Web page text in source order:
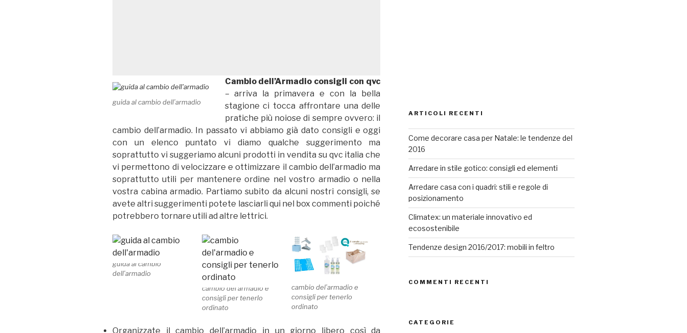
guida al cambio dell’armadio
Cambio dell’Armadio consigli con qvc
– arriva la primavera e con la bella
stagione ci tocca affrontare una delle
pratiche più noiose di sempre ovvero: il
cambio dell’armadio. In passato vi abbiamo già dato consigli e oggi
con un elenco puntato vi diamo qualche suggerimento ma
soprattutto vi suggeriamo alcuni prodotti in vendita su qvc italia che
vi permettono di velocizzare e ottimizzare il cambio dell’armadio ma
soprattutto utili per mantenere ordine nel vostro armadio o nella
vostra cabina armadio. Partiamo subito da alcuni nostri consigli, se
avete altri suggerimenti potete lasciarli qui nel box commenti poiché
potrebbero tornare utili ad altre lettrici.
guida al cambio
dell’armadio
cambio del’armadio e
consigli per tenerlo
ordinato
cambio del’armadio e
consigli per tenerlo
ordinato
Organizzate il cambio dell’armadio in un giorno libero così da
ARTICOLI RECENTI
Come decorare casa per Natale: le tendenze del
2016
Arredare in stile gotico: consigli ed elementi
Arredare casa con i quadri: stili e regole di
posizionamento
Climatex: un materiale innovativo ed
ecosostenibile
Tendenze design 2016/2017: mobili in feltro
COMMENTI RECENTI
CATEGORIE